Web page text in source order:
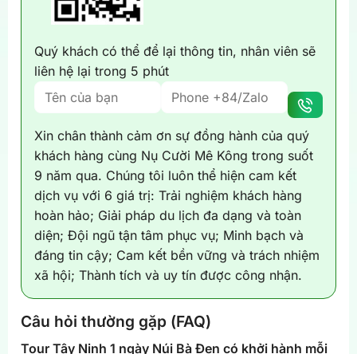
Quý khách có thể để lại thông tin, nhân viên sẽ
liên hệ lại trong 5 phút
Xin chân thành cảm ơn sự đồng hành của quý
khách hàng cùng Nụ Cười Mê Kông trong suốt
9 năm qua. Chúng tôi luôn thể hiện cam kết
dịch vụ với 6 giá trị: Trải nghiệm khách hàng
hoàn hảo; Giải pháp du lịch đa dạng và toàn
diện; Đội ngũ tận tâm phục vụ; Minh bạch và
đáng tin cậy; Cam kết bền vững và trách nhiệm
xã hội; Thành tích và uy tín được công nhận.
Câu hỏi thường gặp (FAQ)
Tour Tây Ninh 1 ngày Núi Bà Đen có khởi hành mỗi